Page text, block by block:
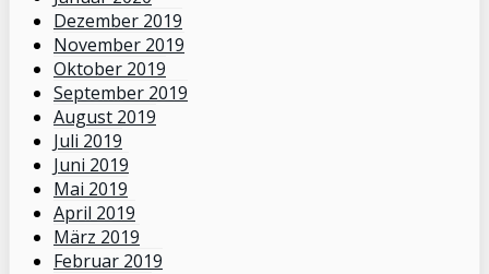
Dezember 2019
November 2019
Oktober 2019
September 2019
August 2019
Juli 2019
Juni 2019
Mai 2019
April 2019
März 2019
Februar 2019